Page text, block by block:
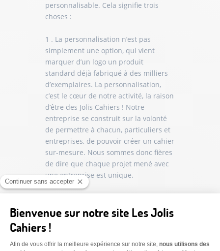
personnalisable. Cela signifie trois
choses :
1 . La personnalisation n’est pas
simplement une option, qui vient
marquer d’un logo un produit
standard déjà fabriqué à des milliers
d’exemplaires. La personnalisation,
c’est le cœur de notre activité, la raison
d’être des Jolis Cahiers ! Notre
entreprise se construit sur la volonté
de permettre à chacun, particuliers et
entreprises, de pouvoir créer un cahier
sur-mesure. Nous sommes donc fières
de dire que chaque projet mené avec
une entreprise est unique.
de l’autre bout du monde ni de délais
de livraison à rallonge… c’est tout le
contraire. Choisir un joli cahier,
c’est un achat engagé :